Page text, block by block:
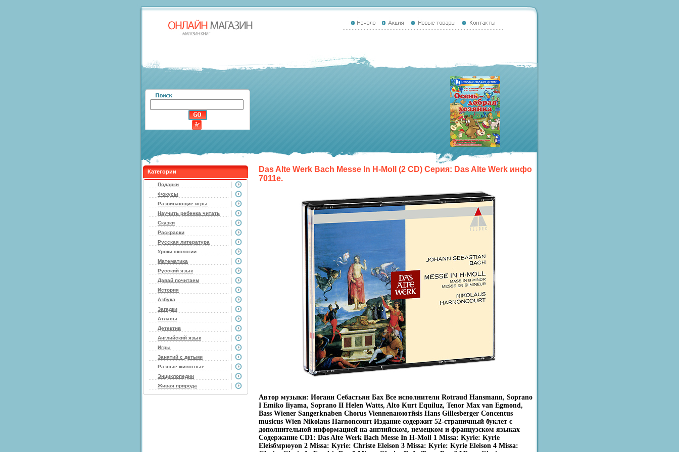
Категории
Подарки
Фокусы
Развивающие игры
Научить ребенка читать
Сказки
Раскраски
Русская литература
Уроки экологии
Математика
Русский язык
Давай почитаем
История
Азбука
Загадки
Атласы
Детектив
Английский язык
Игры
Занятий с детьми
Разные животные
Энциклопедии
Живая природа
Das Alte Werk Bach Messe In H-Moll (2 CD) Серия: Das Alte Werk инфо
7011e.
Автор музыки: Иоганн Себастьян Бах Все исполнители Rotraud Hansmann, Soprano
I Emiko Iiyama, Soprano II Helen Watts, Alto Kurt Equiluz, Tenor Max van Egmond,
Bass Wiener Sangerknaben Chorus Viennenаюютйsis Hans Gillesberger Concentus
musicus Wien Nikolaus Harnoncourt Издание содержит 52-страничный буклет с
дополнительной информацией на английском, немецком и французском языках
Содержание CD1: Das Alte Werk Bach Messe In H-Moll 1 Missa: Kyrie: Kyrie
Eleisбмрюуon 2 Missa: Kyrie: Christe Eleison 3 Missa: Kyrie: Kyrie Eleison 4 Missa: